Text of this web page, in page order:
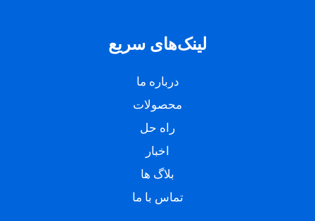
لینک‌های سریع
درباره ما
محصولات
راه حل
اخبار
بلاگ ها
تماس با ما